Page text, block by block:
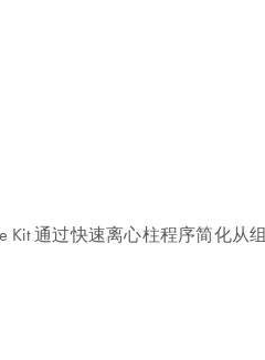
Kit 通过快速离心柱程序简化